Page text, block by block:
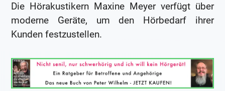
Die Hörakustikern Maxine Meyer verfügt über
moderne Geräte, um den Hörbedarf ihrer
Kunden festzustellen.